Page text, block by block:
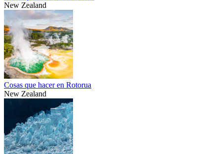
New Zealand
Cosas que hacer en Rotorua
New Zealand